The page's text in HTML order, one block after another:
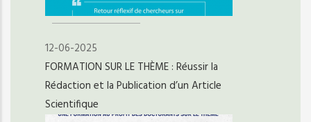
12-06-2025
FORMATION SUR LE THÈME : Réussir la
Rédaction et la Publication d’un Article
Scientifique